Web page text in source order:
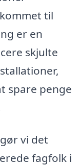
til
er en
skjulte
spare penge
vi det
fagfolk i